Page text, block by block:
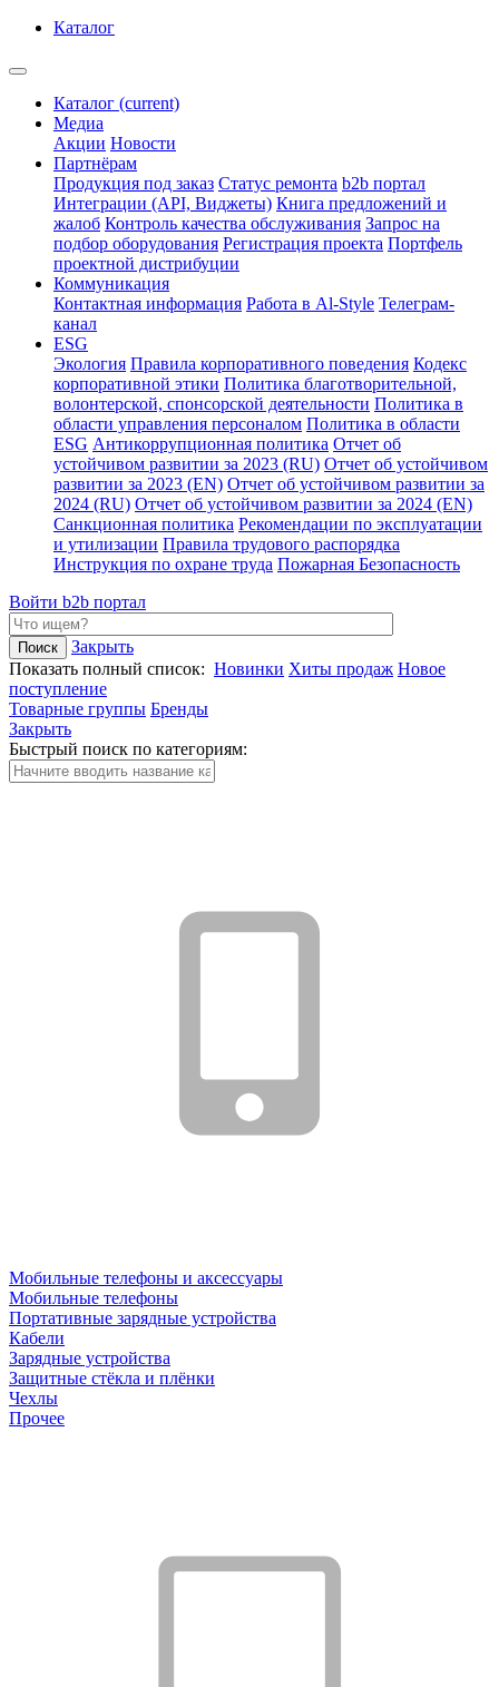
Каталог
Каталог (current)
Медиа
Акции Новости
Партнёрам
Продукция под заказ Статус ремонта b2b портал
Интеграции (API, Виджеты) Книга предложений и
жалоб Контроль качества обслуживания Запрос на
подбор оборудования Регистрация проекта Портфель
проектной дистрибуции
Коммуникация
Контактная информация Работа в Al-Style Телеграм-
канал
ESG
Экология Правила корпоративного поведения Кодекс
корпоративной этики Политика благотворительной,
волонтерской, спонсорской деятельности Политика в
области управления персоналом Политика в области
ESG Антикоррупционная политика Отчет об
устойчивом развитии за 2023 (RU) Отчет об устойчивом
развитии за 2023 (EN) Отчет об устойчивом развитии за
2024 (RU) Отчет об устойчивом развитии за 2024 (EN)
Санкционная политика Рекомендации по эксплуатации
и утилизации Правила трудового распорядка
Инструкция по охране труда Пожарная Безопасность
Войти b2b портал
Закрыть
Показать полный список: Новинки Хиты продаж Новое
поступление
Товарные группы Бренды
Закрыть
Быстрый поиск по категориям:
Мобильные телефоны и аксессуары
Мобильные телефоны
Портативные зарядные устройства
Кабели
Зарядные устройства
Защитные стёкла и плёнки
Чехлы
Прочее